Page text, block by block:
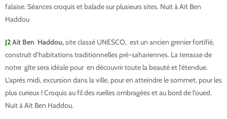
falaise. Séances croquis et balade sur plusieurs sites. Nuit à Aït Ben
Haddou
J2Aït Ben Haddou,site classé UNESCO, est un ancien grenier fortifié,
construit d’habitations traditionnelles pré-sahariennes. La terrasse de
notre gîte sera idéale pour en découvrir toute la beauté et l’étendue.
L’après midi, excursion dans la ville, pour en atteindre le sommet, pour les
plus curieux ! Croquis au fil des ruelles ombragées et au bord de l’oued.
Nuit à Aït Ben Haddou.